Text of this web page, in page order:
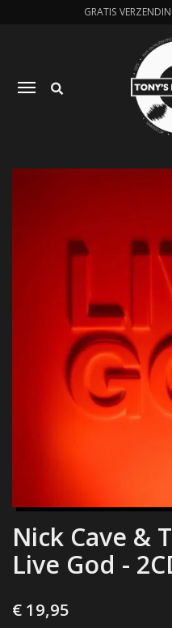
GRATIS
Toggle navigation
Nick Cave &
Live God -
€ 19,95